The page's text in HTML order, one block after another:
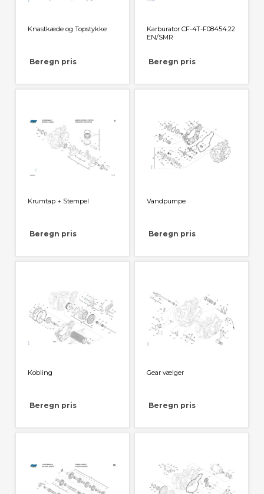
Knastkæde og Topstykke
Beregn pris
Karburator CF-4T-F08454.22
EN/SMR
Beregn pris
Krumtap + Stempel
Beregn pris
Vandpumpe
Beregn pris
Kobling
Beregn pris
Gear vælger
Beregn pris